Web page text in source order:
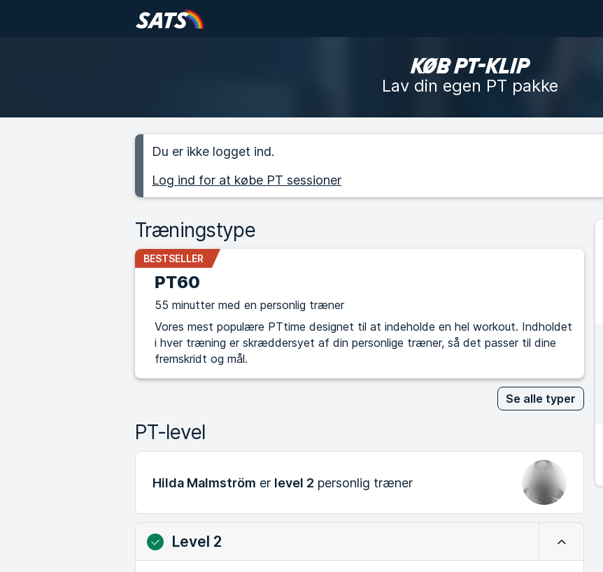
KØB PT-KLIP
Lav din egen PT pakke
Du er ikke logget ind.
Log ind for at købe PT sessioner
Træningstype
PT60
BESTSELLER
55 minutter med en personlig træner
Vores mest populære PTtime designet til at indeholde en hel workout. Indholdet
i hver træning er skræddersyet af din personlige træner, så det passer til dine
fremskridt og mål.
Se alle typer
PT-level
Hilda Malmström er level 2 personlig træner
Level 2 Luk